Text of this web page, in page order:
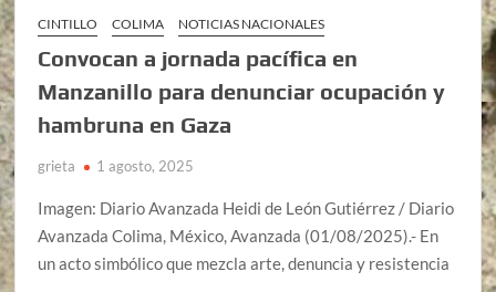
CINTILLO COLIMA NOTICIAS NACIONALES
Convocan a jornada pacífica en
Manzanillo para denunciar ocupación y
hambruna en Gaza
grieta 1 agosto, 2025
Imagen: Diario Avanzada Heidi de León Gutiérrez / Diario
Avanzada Colima, México, Avanzada (01/08/2025).- En
un acto simbólico que mezcla arte, denuncia y resistencia